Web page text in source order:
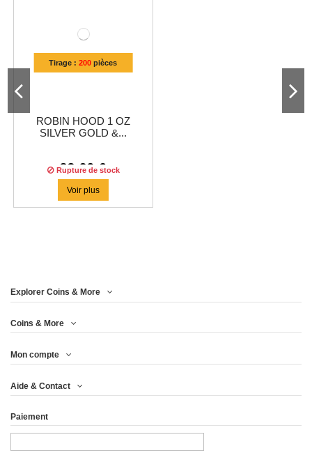
Tirage :200 pièces
ROBIN HOOD 1 OZ
SILVER GOLD &...
83,29 €
Rupture de stock
Voir plus
Explorer Coins & More
Coins & More
Mon compte
Aide & Contact
Paiement